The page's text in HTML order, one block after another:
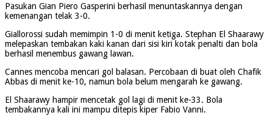
Pasukan Gian Piero Gasperini berhasil menuntaskannya dengan
kemenangan telak 3-0.
Giallorossi sudah memimpin 1-0 di menit ketiga. Stephan El Shaarawy
melepaskan tembakan kaki kanan dari sisi kiri kotak penalti dan bola
berhasil menembus gawang lawan.
Cannes mencoba mencari gol balasan. Percobaan di buat oleh Chafik
Abbas di menit ke-10, namun bola belum mengarah ke gawang.
El Shaarawy hampir mencetak gol lagi di menit ke-33. Bola
tembakannya kali ini mampu ditepis kiper Fabio Vanni.